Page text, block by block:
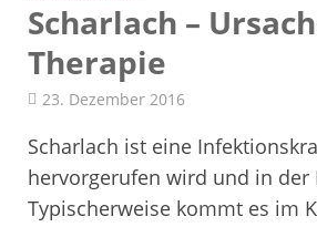
Scharlach –
Therapie
23. Dezember 2016
Scharlach ist eine
hervorgerufen wird und in der
Typischerweise kommt es im